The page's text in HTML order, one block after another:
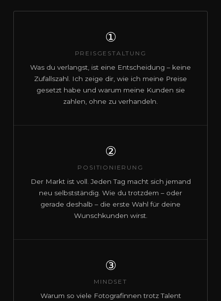
①
PREISGESTALTUNG
Was du verlangst, ist eine Entscheidung – keine
Zufallszahl. Ich zeige dir, wie ich meine Preise
gesetzt habe und warum meine Kunden sie
zahlen, ohne zu verhandeln.
②
POSITIONIERUNG
Der Markt ist voll. Jeden Tag macht sich jemand
neu selbstständig. Wie du trotzdem – oder
gerade deshalb – die erste Wahl für deine
Wunschkunden wirst.
③
MINDSET
Warum so viele Fotografinnen trotz Talent